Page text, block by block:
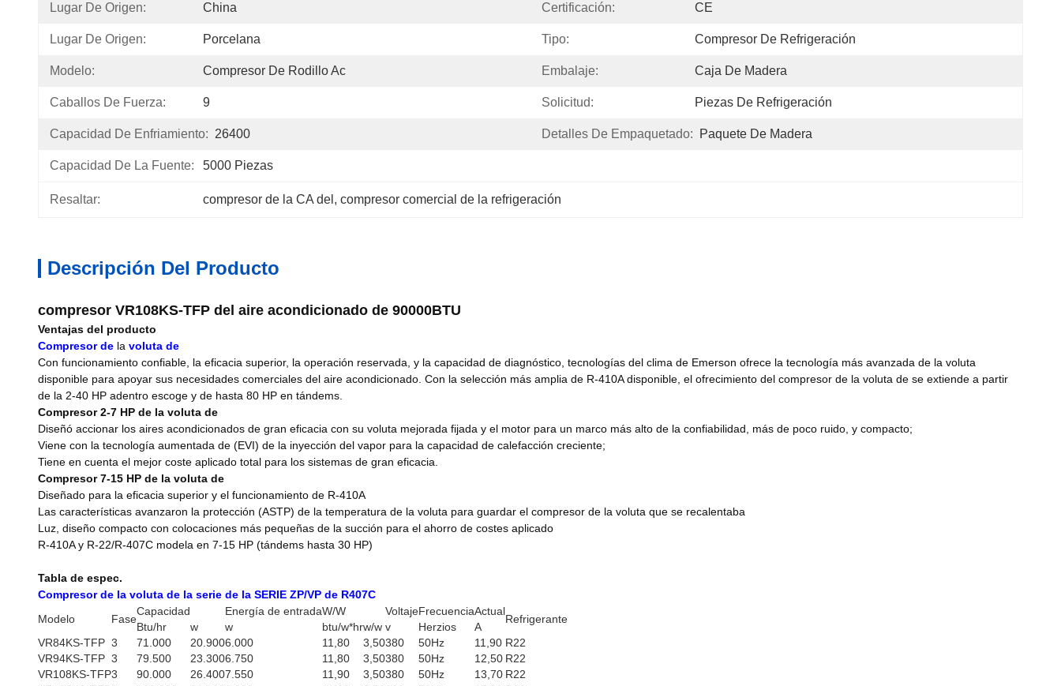
Lugar De Origen: China Certificación: CE
Lugar De Origen: Porcelana Tipo: Compresor De Refrigeración
Modelo: Compresor De Rodillo Ac Embalaje: Caja De Madera
Caballos De Fuerza: 9 Solicitud: Piezas De Refrigeración
Capacidad De Enfriamiento: 26400 Detalles De Empaquetado: Paquete De Madera
Capacidad De La Fuente: 5000 Piezas
Resaltar: compresor de la CA del , compresor comercial de la refrigeración
Descripción Del Producto
compresor VR108KS-TFP del aire acondicionado de 90000BTU
Ventajas del producto
Compresor de la voluta de
Con funcionamiento confiable, la eficacia superior, la operación reservada, y la capacidad de diagnóstico, tecnologías del clima de Emerson ofrece la tecnología más avanzada de la voluta
disponible para apoyar sus necesidades comerciales del aire acondicionado. Con la selección más amplia de R-410A disponible, el ofrecimiento del compresor de la voluta de se extiende a partir
de la 2-40 HP adentro escoge y de hasta 80 HP en tándems.
Compresor 2-7 HP de la voluta de
Diseñó accionar los aires acondicionados de gran eficacia con su voluta mejorada fijada y el motor para un marco más alto de la confiabilidad, más de poco ruido, y compacto;
Viene con la tecnología aumentada de (EVI) de la inyección del vapor para la capacidad de calefacción creciente;
Tiene en cuenta el mejor coste aplicado total para los sistemas de gran eficacia.
Compresor 7-15 HP de la voluta de
Diseñado para la eficacia superior y el funcionamiento de R-410A
Las características avanzaron la protección (ASTP) de la temperatura de la voluta para guardar el compresor de la voluta que se recalentaba
Luz, diseño compacto con colocaciones más pequeñas de la succión para el ahorro de costes aplicado
R-410A y R-22/R-407C modela en 7-15 HP (tándems hasta 30 HP)
Tabla de espec.
Compresor de la voluta de la serie de la SERIE ZP/VP de R407C
Modelo
Fase
Capacidad Energía de entradaW/W VoltajeFrecuenciaActual
Refrigerante
Btu/hr w w btu/w*hrw/w v Herzios
A
VR84KS-TFP 3 71.000 20.9006.000 11,80 3,50380 50Hz 11,90 R22
VR94KS-TFP 3 79.500 23.3006.750 11,80 3,50380 50Hz 12,50 R22
VR108KS-TFP3 90.000 26.4007.550 11,90 3,50380 50Hz 13,70 R22